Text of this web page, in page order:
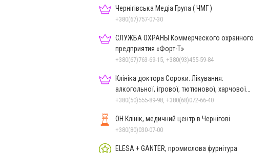
Чернігівська Медіа Група ( ЧМГ )
+380(67)757-07-30
СЛУЖБА ОХРАНЫ Коммерческого охранного
предприятия «Форт-Т»
+380(67)763-69-15, +380(93)455-59-84
Клініка доктора Сороки. Лікування:
алкогольної, ігрової, тютюнової, харчової
залежностей, неврозів т
+380(50)555-89-98, +380(68)072-66-40
ОН Клінік, медичний центр в Чернігові
+380(80)030-07-00
ELESA + GANTER, промислова фурнітура